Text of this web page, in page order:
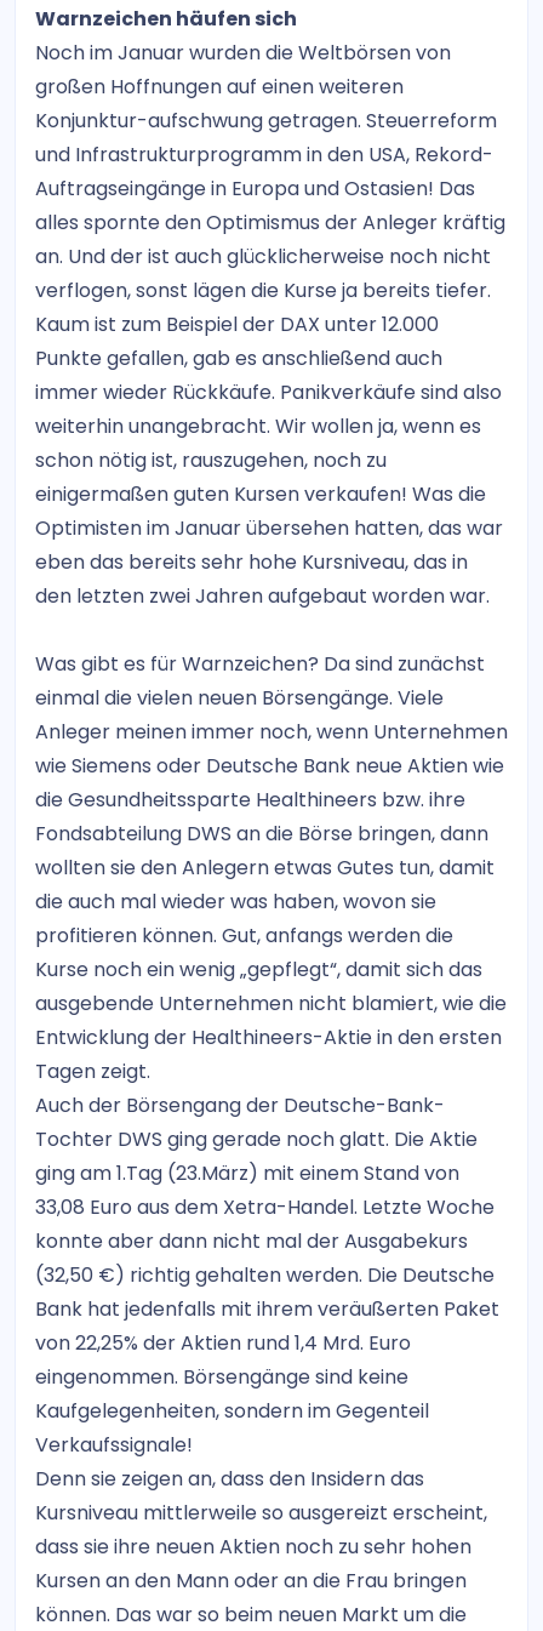
Warnzeichen häufen sich
Noch im Januar wurden die Weltbörsen von
großen Hoffnungen auf einen weiteren
Konjunktur-aufschwung getragen. Steuerreform
und Infrastrukturprogramm in den USA, Rekord-
Auftragseingänge in Europa und Ostasien! Das
alles spornte den Optimismus der Anleger kräftig
an. Und der ist auch glücklicherweise noch nicht
verflogen, sonst lägen die Kurse ja bereits tiefer.
Kaum ist zum Beispiel der DAX unter 12.000
Punkte gefallen, gab es anschließend auch
immer wieder Rückkäufe. Panikverkäufe sind also
weiterhin unangebracht. Wir wollen ja, wenn es
schon nötig ist, rauszugehen, noch zu
einigermaßen guten Kursen verkaufen! Was die
Optimisten im Januar übersehen hatten, das war
eben das bereits sehr hohe Kursniveau, das in
den letzten zwei Jahren aufgebaut worden war.
Was gibt es für Warnzeichen? Da sind zunächst
einmal die vielen neuen Börsengänge. Viele
Anleger meinen immer noch, wenn Unternehmen
wie Siemens oder Deutsche Bank neue Aktien wie
die Gesundheitssparte Healthineers bzw. ihre
Fondsabteilung DWS an die Börse bringen, dann
wollten sie den Anlegern etwas Gutes tun, damit
die auch mal wieder was haben, wovon sie
profitieren können. Gut, anfangs werden die
Kurse noch ein wenig „gepflegt“, damit sich das
ausgebende Unternehmen nicht blamiert, wie die
Entwicklung der Healthineers-Aktie in den ersten
Tagen zeigt.
Auch der Börsengang der Deutsche-Bank-
Tochter DWS ging gerade noch glatt. Die Aktie
ging am 1.Tag (23.März) mit einem Stand von
33,08 Euro aus dem Xetra-Handel. Letzte Woche
konnte aber dann nicht mal der Ausgabekurs
(32,50 €) richtig gehalten werden. Die Deutsche
Bank hat jedenfalls mit ihrem veräußerten Paket
von 22,25% der Aktien rund 1,4 Mrd. Euro
eingenommen. Börsengänge sind keine
Kaufgelegenheiten, sondern im Gegenteil
Verkaufssignale!
Denn sie zeigen an, dass den Insidern das
Kursniveau mittlerweile so ausgereizt erscheint,
dass sie ihre neuen Aktien noch zu sehr hohen
Kursen an den Mann oder an die Frau bringen
können. Das war so beim neuen Markt um die